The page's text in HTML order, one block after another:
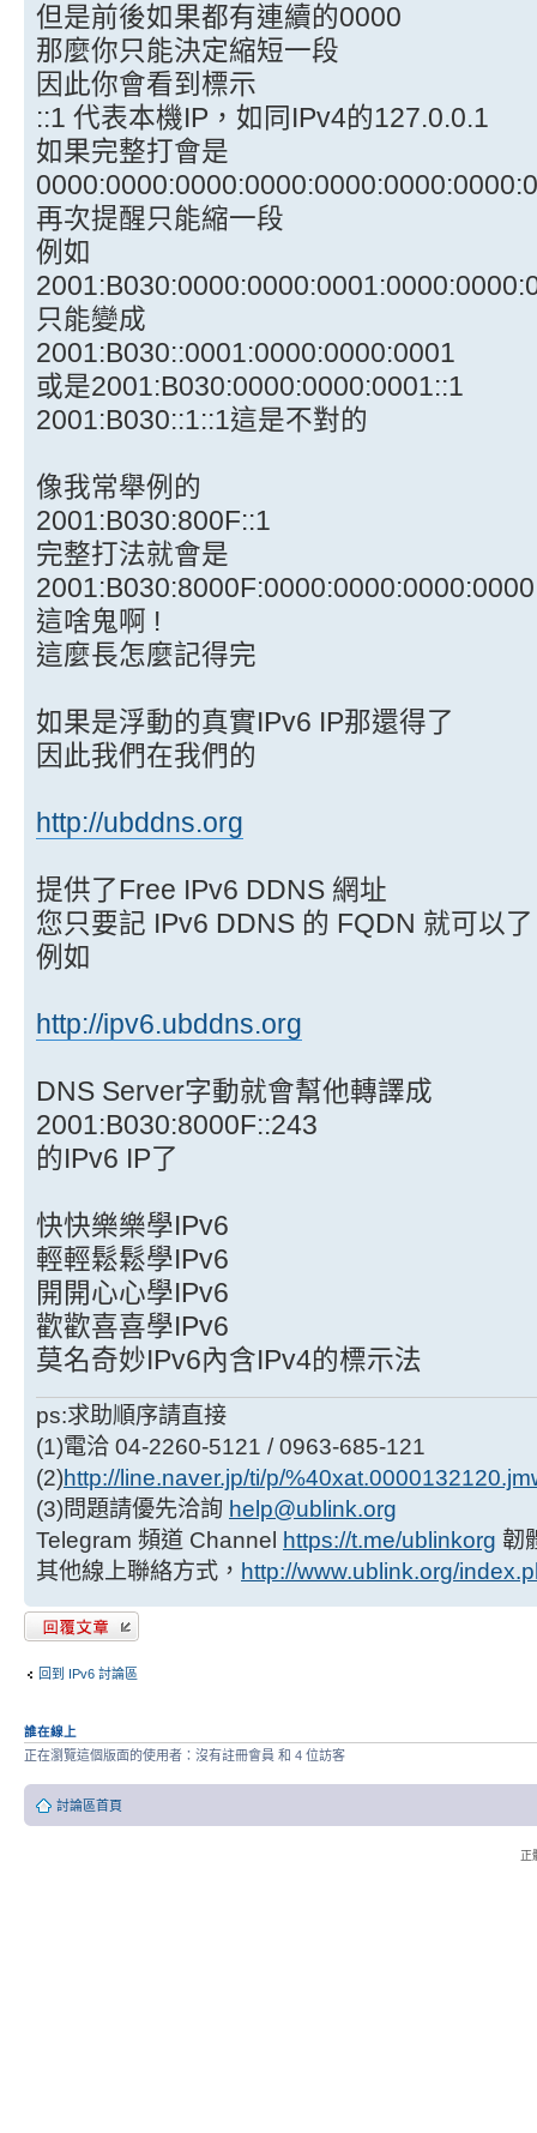
但是前後如果都有連續的0000
那麼你只能決定縮短一段
因此你會看到標示
::1 代表本機IP，如同IPv4的127.0.0.1
如果完整打會是
再次提醒只能縮一段
例如
只能變成
2001:B030::0001:0000:0000:0001
或是2001:B030:0000:0000:0001::1
2001:B030::1::1這是不對的
像我常舉例的
2001:B030:800F::1
完整打法就會是
這啥鬼啊 !
這麼長怎麼記得完
如果是浮動的真實IPv6 IP那還得了
因此我們在我們的
http://ubddns.org
提供了Free IPv6 DDNS 網址
您只要記 IPv6 DDNS 的 FQDN 就可以了
例如
http://ipv6.ubddns.org
DNS Server字動就會幫他轉譯成
2001:B030:8000F::243
的IPv6 IP了
快快樂樂學IPv6
輕輕鬆鬆學IPv6
開開心心學IPv6
歡歡喜喜學IPv6
莫名奇妙IPv6內含IPv4的標示法
ps:求助順序請直接
(1)電洽 04-2260-5121 / 0963-685-121
(2)http://line.naver.jp/ti/p/
(3)問題請優先洽詢 help@ublink.org
Telegram 頻道 Channel
https://t.me/ublinkorg 韌
其他線上聯絡方式， http://www.ublink.org/
發表回覆
回到 IPv6 討論區
誰在線上
正在瀏覽這個版面的使用者：沒有註冊會員 和 4 位訪客
討論區首頁
正